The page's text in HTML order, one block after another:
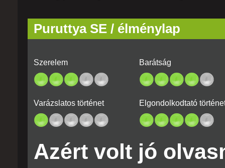
Puruttya SE / élménylap
Szerelem Barátság
Varázslatos történet Elgondolkodtató
Azért volt jó